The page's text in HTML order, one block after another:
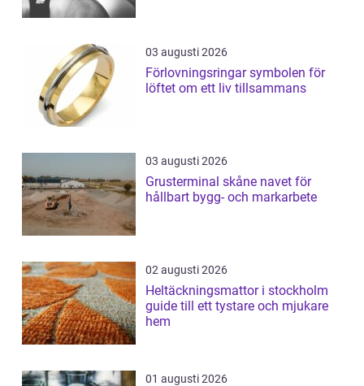
03 augusti 2026
Förlovningsringar symbolen för
löftet om ett liv tillsammans
03 augusti 2026
Grusterminal skåne navet för
hållbart bygg- och markarbete
02 augusti 2026
Heltäckningsmattor i stockholm
guide till ett tystare och mjukare
hem
01 augusti 2026